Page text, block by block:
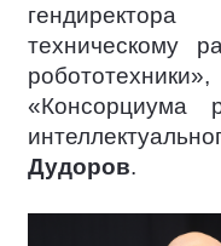
техническому
«Консорциума
Дудоров.